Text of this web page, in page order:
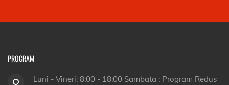
PROGRAM
Luni - Vineri: 8:00 - 18:00 Sambata : Program Redus